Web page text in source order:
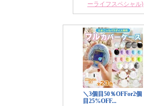
ーライフスペシャル)